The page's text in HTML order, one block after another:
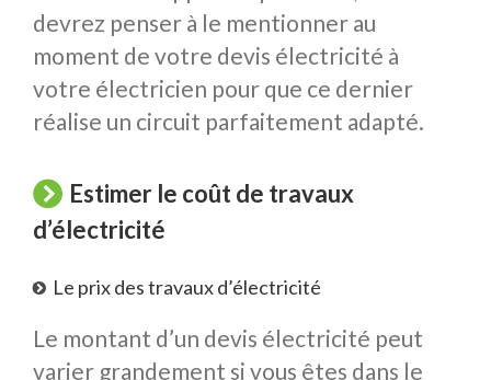
devrez penser à le mentionner au
moment de votre devis électricité à
votre électricien pour que ce dernier
réalise un circuit parfaitement adapté.
Estimer le coût de travaux
d’électricité
Le prix des travaux d’électricité
Le montant d’un devis électricité peut
varier grandement si vous êtes dans le